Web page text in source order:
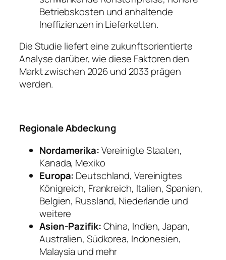
Betriebskosten und anhaltende
Ineffizienzen in Lieferketten.
Die Studie liefert eine zukunftsorientierte
Analyse darüber, wie diese Faktoren den
Markt zwischen 2026 und 2033 prägen
werden.
Regionale Abdeckung
Nordamerika:Vereinigte Staaten,
Kanada, Mexiko
Europa: Deutschland, Vereinigtes
Königreich, Frankreich, Italien, Spanien,
Belgien, Russland, Niederlande und
weitere
Asien-Pazifik:China, Indien, Japan,
Australien, Südkorea, Indonesien,
Malaysia und mehr